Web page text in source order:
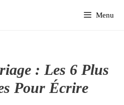
Menu
: Les 6 Plus
Pour Écrire